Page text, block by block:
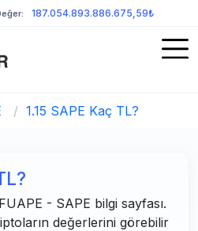
187.054.893.886.675,59₺
/ 1.15 SAPE Kaç TL?
- SAPE bilgi sayfası.
değerlerini görebilir